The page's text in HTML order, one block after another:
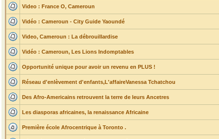
Video : France O, Cameroun
Vidéo : Cameroun - City Guide Yaoundé
Video, Cameroun : La débrouillardise
Vidéo : Cameroun, Les Lions Indomptables
Opportunité unique pour avoir un revenu en PLUS !
Réseau d'enlèvement d'enfants,L'affaireVanessa Tchatchou
Des Afro-Americains retrouvent la terre de leurs Ancetres
Les diasporas africaines, la renaissance Africaine
Première école Afrocentrique à Toronto .